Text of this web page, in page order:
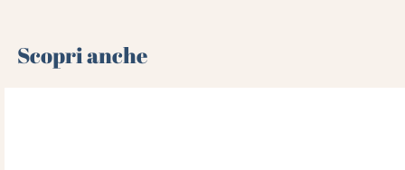
Scopri anche 🌻